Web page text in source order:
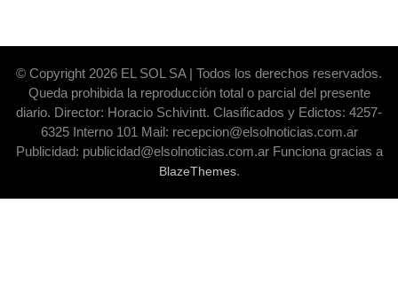
© Copyright 2026 EL SOL SA | Todos los derechos reservados.
Queda prohibida la reproducción total o parcial del presente
diario. Director: Horacio Schivintt. Clasificados y Edictos: 4257-
6325 Interno 101 Mail: recepcion@elsolnoticias.com.ar
Publicidad: publicidad@elsolnoticias.com.ar Funciona gracias a
BlazeThemes.